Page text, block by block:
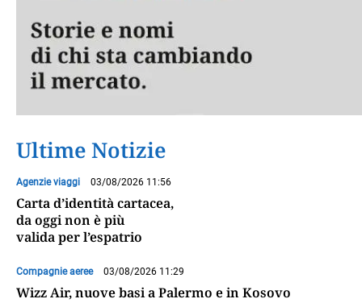
Ultime Notizie
Agenzie viaggi 03/08/2026 11:56
Carta d’identità cartacea,
da oggi non è più
valida per l’espatrio
Compagnie aeree 03/08/2026 11:29
Wizz Air, nuove basi a Palermo e in Kosovo